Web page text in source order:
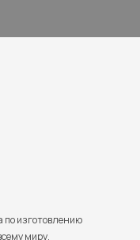
по изготовлению
миру.